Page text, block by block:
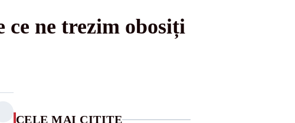
ce ne trezim obosiți
CELE MAI CITITE